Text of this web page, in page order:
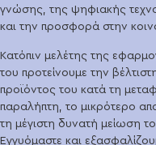
γνώσης, της ψηφιακής
και την προσφορά στην
Κατόπιν μελέτης της
του προτείνουμε την
προϊόντος του κατά τη
παραλήπτη, το μικρότερο
τη μέγιστη δυνατή μείωση
Εγγυόμαστε και